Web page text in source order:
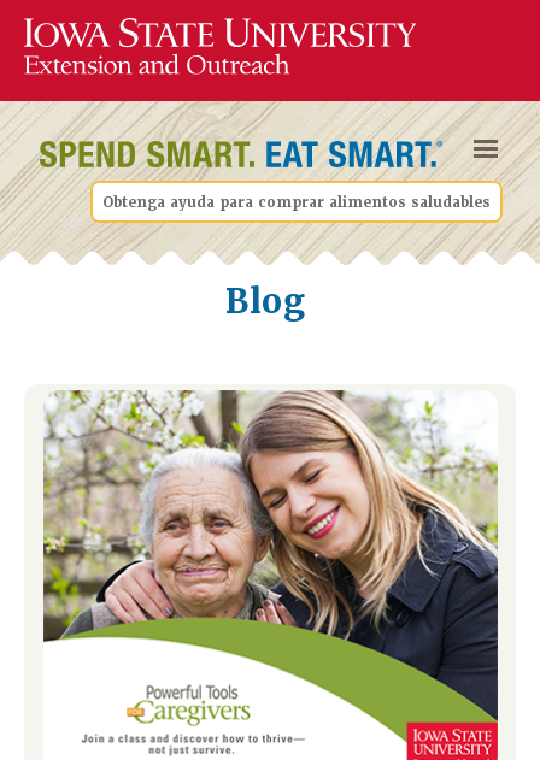
Obtenga ayuda para comprar alimentos saludables
Blog